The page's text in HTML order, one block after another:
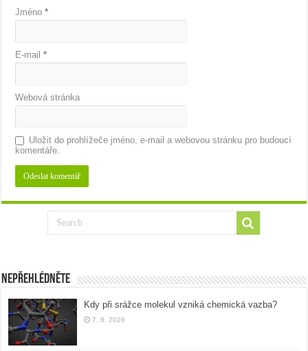
Jméno*
E-mail*
Webová stránka
Uložit do prohlížeče jméno, e-mail a webovou stránku pro budoucí
komentáře.
Nepřehlédněte
Kdy při srážce molekul vzniká chemická vazba?
7. 8. 2026